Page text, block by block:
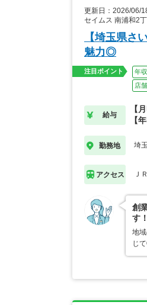
更新日：2026/06/
セイムス 南浦和2
【埼玉県さ
魅力◎
注目ポイント 年
店
給与
【
【
勤務地 埼
アクセス Ｊ
創
す！
地
じ